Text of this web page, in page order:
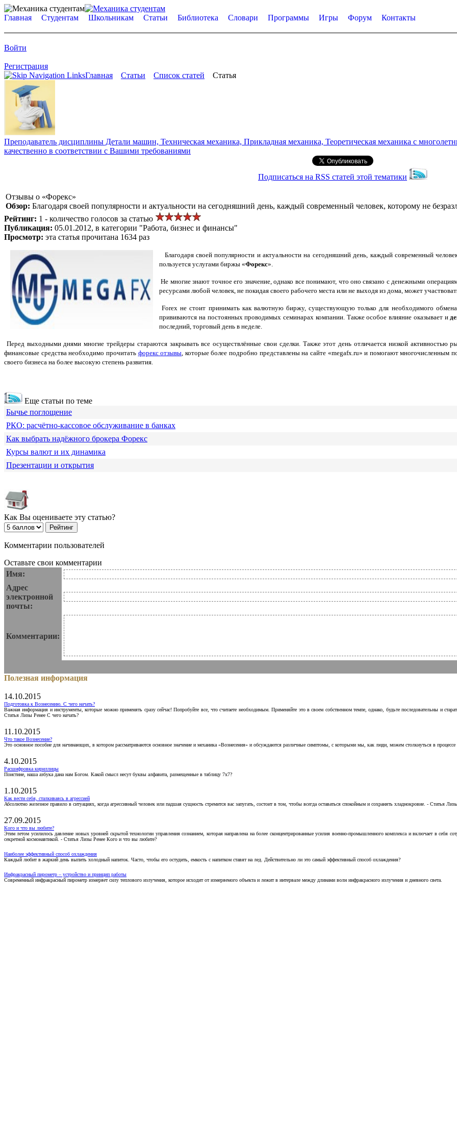
Главная Студентам Школьникам Статьи Библиотека Словари Программы Игры Форум Контакты
Войти
Регистрация
Главная
Статьи Список статей Статья
Преподаватель дисциплины Детали машин, Техническая механика, Прикладная механика, Теоретическая механика с
качественно в соответствии с Вашими требованиями
Подписаться на RSS статей этой тематики
Отзывы о «Форекс»
Обзор: Благодаря своей популярности и актуальности на сегодняшний день, каждый современный человек, которому не
Рейтинг: 1 - количество голосов за статью
Публикация: 05.01.2012, в категории "Работа, бизнес и финансы"
Просмотр: эта статья прочитана 1634 раз
Благодаря своей популярности и актуальности на сегодняшний день, каждый современный
пользуется услугами биржы «Форекс».
Не многие знают точное его значение, однако все понимают, что оно связано с денежными
ресурсами любой человек, не покидая своего рабочего места или не выходя из дома, может
Forex не стоит принимать как валютную биржу, существующую только для необходимого
прививаются на постоянных проводимых семинарах компании. Также особое влияние оказывает и
последний, торговый день в неделе.
Перед выходными днями многие трейдеры стараются закрывать все осуществлённые свои сделки. Также этот день отличается низкой активностью
финансовые средства необходимо прочитать форекс отзывы , которые более подробно представлены на сайте «megafx.ru» и помогают многочисленным
своего бизнеса на более высокую степень развития.
Еще статьи по теме
Бычье поглощение
РКО: расчётно-кассовое обслуживание в банках
Как выбрать надёжного брокера Форекс
Курсы валют и их динамика
Презентации и открытия
Как Вы оцениваете эту статью?
Комментарии пользователей
Оставьте свои комментарии
Имя:
Адрес
электронной
почты:
Комментарии:
Полезная информация
14.10.2015
Подготовка к Вознесению. С чего начать?
Важная информация и инструменты, которые можно применять сразу сейчас! Попробуйте все, что считаете необходимым. Применяйте это в своем собственном темпе, однако, будьте последовательны и
Статья Лизы Ренее С чего начать?
11.10.2015
Что такое Вознесение?
Это основное пособие для начинающих, в котором рассматриваются основное значение и механика «Вознесения» и обсуждаются различные симптомы, с которыми мы, как люди, можем столкнуться в
4.10.2015
Расшифровка кириллицы
Поистине, наша азбука дана нам Богом. Какой смысл несут буквы алфавита, размещенные в таблицу 7х7?
1.10.2015
Как вести себя, сталкиваясь в агрессией
Абсолютно железное правило в ситуациях, когда агрессивный человек или падшая сущность стремится вас запугать, состоит в том, чтобы всегда оставаться спокойным и сохранять хладнокровие. - Статья
27.09.2015
Кого и что вы любите?
Этим летом усилилось давление новых уровней скрытой технологии управления сознанием, которая направлена на более сконцентрированные усилия военно-промышленного комплекса и включает в себя
секретной космонавтикой. - Статья Лизы Ренее Кого и что вы любите?
Наиболее эффективный способ охлаждения
Каждый любит в жаркий день выпить холодный напиток. Часто, чтобы его остудить, емкость с напитком ставят на лед. Действительно ли это самый эффективный способ охлаждения?
Инфракрасный пирометр – устройство и принцип работы
Современный инфракрасный пирометр измеряет силу теплового излучения, которое исходит от измеряемого объекта и лежит в интервале между длинами волн инфракрасного излучения и дневного света.